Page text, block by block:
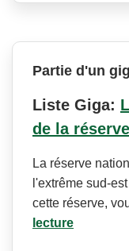
Partie d'un
Liste Giga:
de la
La réserve
l'extrême sud-
cette réserve,
lecture